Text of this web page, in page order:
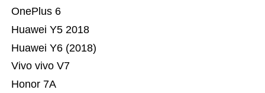
Honor 7A
Vivo vivo V7
Huawei Y6 (2018)
Huawei Y5 2018
OnePlus 6